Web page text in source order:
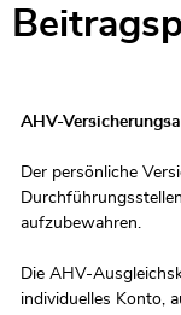
AHV-
Der persönliche
aufzubewahren.
Die AHV-
individuelles Konto,